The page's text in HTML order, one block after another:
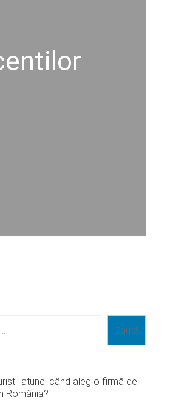
Caută
atunci când aleg o firmă de
România?